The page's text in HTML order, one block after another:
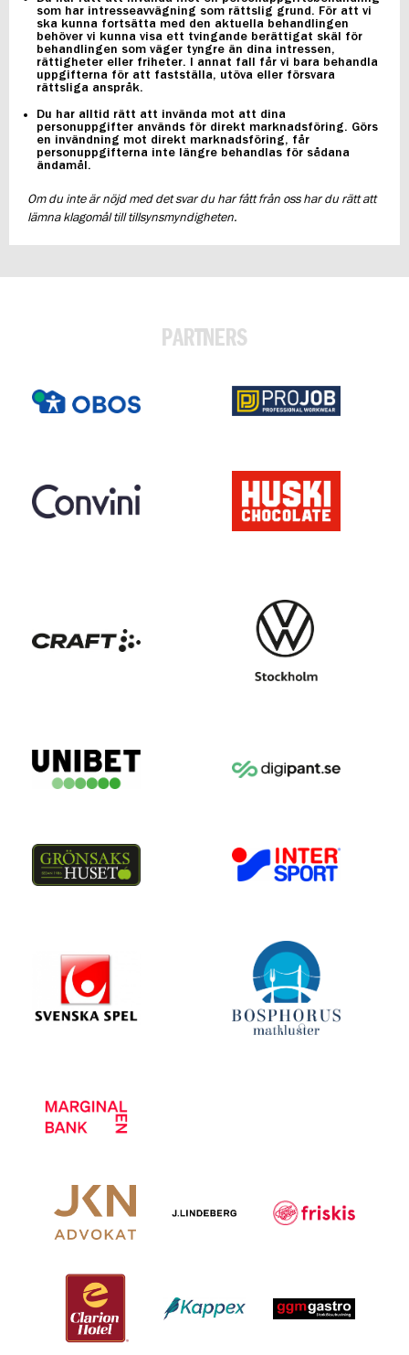
som har intresseavvägning som rättslig grund. För att vi
ska kunna fortsätta med den aktuella behandlingen
behöver vi kunna visa ett tvingande berättigat skäl för
behandlingen som väger tyngre än dina intressen,
rättigheter eller friheter. I annat fall får vi bara behandla
uppgifterna för att fastställa, utöva eller försvara
rättsliga anspråk.
Du har alltid rätt att invända mot att dina
personuppgifter används för direkt marknadsföring. Görs
en invändning mot direkt marknadsföring, får
personuppgifterna inte längre behandlas för sådana
ändamål.
Om du inte är nöjd med det svar du har fått från oss har du rätt att
lämna klagomål till tillsynsmyndigheten.
PARTNERS